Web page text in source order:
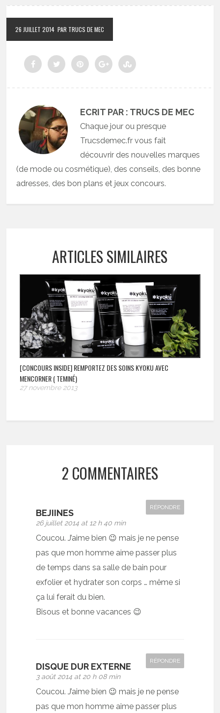
26 JUILLET 2014 PAR TRUCS DE MEC
ECRIT PAR : TRUCS DE MEC
Chaque jour ou presque
Trucsdemec.fr vous fait
découvrir des nouvelles marques
(de mode ou cosmétique), des conseils, des bonne
adresses, des bon plans et jeux concours.
ARTICLES SIMILAIRES
[CONCOURS INSIDE] REMPORTEZ DES SOINS KYOKU AVEC
MENCORNER ( TEMINÉ)
27 novembre 2013
2 COMMENTAIRES
BEJIINES
26 juillet 2014 at 12 h 40 min
RÉPONDRE
Coucou. J’aime bien 😉 mais je ne pense
pas que mon homme aime passer plus
de temps dans sa salle de bain pour
exfolier et hydrater son corps … même si
ça lui ferait du bien.
Bisous et bonne vacances 😉
DISQUE DUR EXTERNE
3 août 2014 at 20 h 08 min
RÉPONDRE
Coucou. J’aime bien 😉 mais je ne pense
pas que mon homme aime passer plus